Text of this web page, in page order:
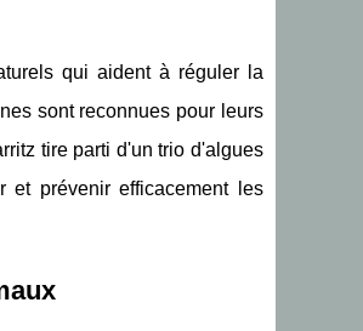
qui aident à réguler la
sont reconnues pour leurs
tire parti d'un trio d'algues
et prévenir efficacement les